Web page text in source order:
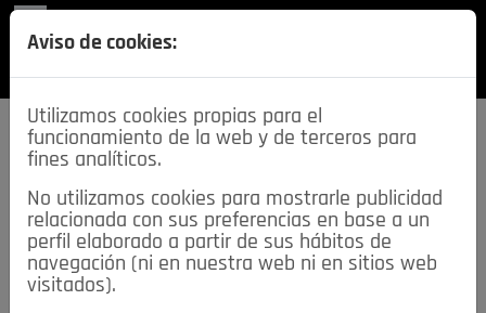
SECCIONES
descarga esta
REVISTA
Aviso de cookies:
Utilizamos cookies propias para el
funcionamiento de la web y de terceros para
fines analíticos.
No utilizamos cookies para mostrarle publicidad
relacionada con sus preferencias en base a un
perfil elaborado a partir de sus hábitos de
navegación (ni en nuestra web ni en sitios web
visitados).